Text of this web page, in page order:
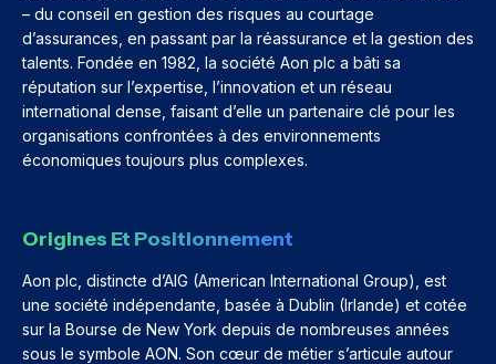
– du conseil en gestion des risques au courtage
d’assurances, en passant par la réassurance et la gestion des
talents. Fondée en 1982, la société Aon plc a bâti sa
réputation sur l’expertise, l’innovation et un réseau
international dense, faisant d’elle un partenaire clé pour les
organisations confrontées à des environnements
économiques toujours plus complexes.
Origines Et Positionnement
Aon plc, distincte d’AIG (American International Group), est
une société indépendante, basée à Dublin (Irlande) et cotée
sur la Bourse de New York depuis de nombreuses années
sous le symbole AON. Son cœur de métier s’articule autour